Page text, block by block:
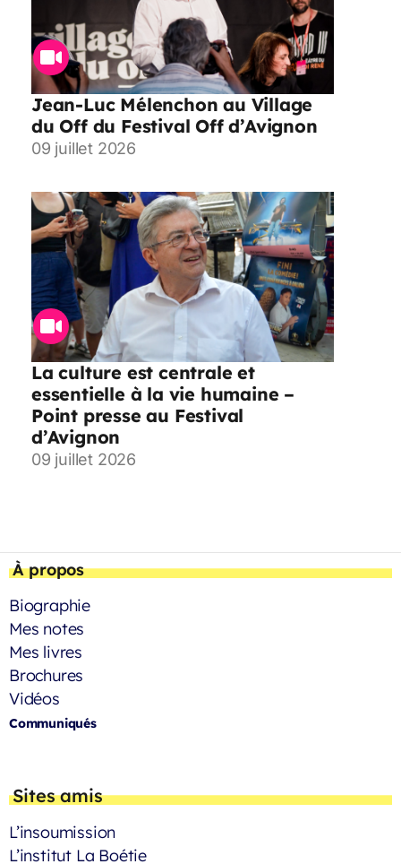
Jean-Luc Mélenchon au Village
du Off du Festival Off d’Avignon
09 juillet 2026
La culture est centrale et
essentielle à la vie humaine –
Point presse au Festival
d’Avignon
09 juillet 2026
À propos
Biographie
Mes notes
Mes livres
Brochures
Vidéos
Communiqués
Sites amis
L’insoumission
L’institut La Boétie